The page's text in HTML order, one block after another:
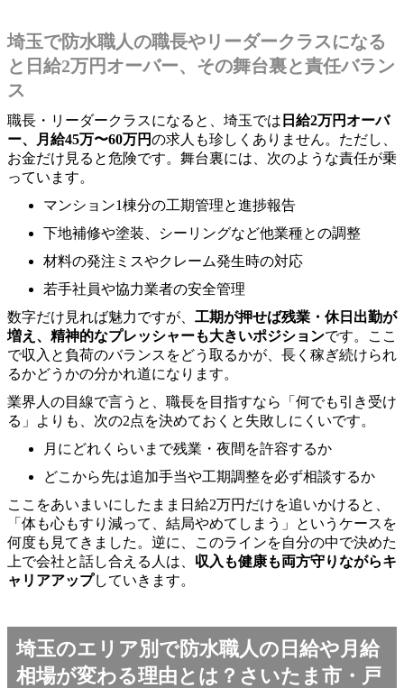
埼玉で防水職人の職長やリーダークラスになる
と日給2万円オーバー、その舞台裏と責任バラン
ス
職長・リーダークラスになると、埼玉では 日給2万円オーバ
ー、月給45万〜60万円の求人も珍しくありません。ただし、
お金だけ見ると危険です。舞台裏には、次のような責任が乗
っています。
マンション1棟分の工期管理と進捗報告
下地補修や塗装、シーリングなど他業種との調整
材料の発注ミスやクレーム発生時の対応
若手社員や協力業者の安全管理
数字だけ見れば魅力ですが、 工期が押せば残業・休日出勤が
増え、精神的なプレッシャーも大きいポジションです。ここ
で収入と負荷のバランスをどう取るかが、長く稼ぎ続けられ
るかどうかの分かれ道になります。
業界人の目線で言うと、職長を目指すなら「何でも引き受け
る」よりも、次の2点を決めておくと失敗しにくいです。
月にどれくらいまで残業・夜間を許容するか
どこから先は追加手当や工期調整を必ず相談するか
ここをあいまいにしたまま日給2万円だけを追いかけると、
「体も心もすり減って、結局やめてしまう」というケースを
何度も見てきました。逆に、このラインを自分の中で決めた
上で会社と話し合える人は、 収入も健康も両方守りながらキ
ャリアアップしていきます。
埼玉のエリア別で防水職人の日給や月給
相場が変わる理由とは？さいたま市・戸